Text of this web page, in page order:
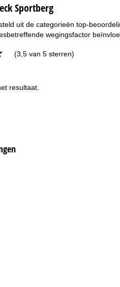
Sportberg
uit de categorieën top-
wegingsfactor
(3,5 van 5 sterren)
resultaat.